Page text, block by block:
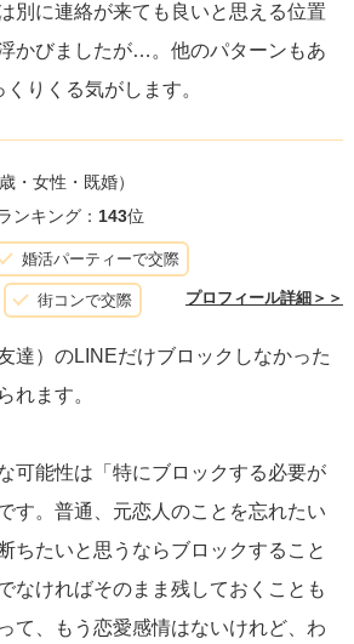
のやり取りをスムーズにしたいと考
絡をとる気持ちがなければ、そのま
ないかもしれません。ただし、
ようであれば、自分自身がどう感じ
握し、必要に応じて元彼に直接聞い
です。
まざまであり、彼本人に直接尋ねる
に行動するかを考える上での参考に
達が心の整理をして進むために、何
別に連絡が来ても良いと思える位置
かびましたが…。他のパターンもあ
りくる気がします。
歳・女性・既婚）
ンキング： 143位
婚活パーティーで交際
街コンで交際 プロフィール詳細＞＞
達）のLINEだけブロックしなかった
れます。
可能性は「特にブロックする必要が
す。普通、元恋人のことを忘れたい
ちたいと思うならブロックすること
なければそのまま残しておくことも
て、もう恋愛感情はないけれど、わ